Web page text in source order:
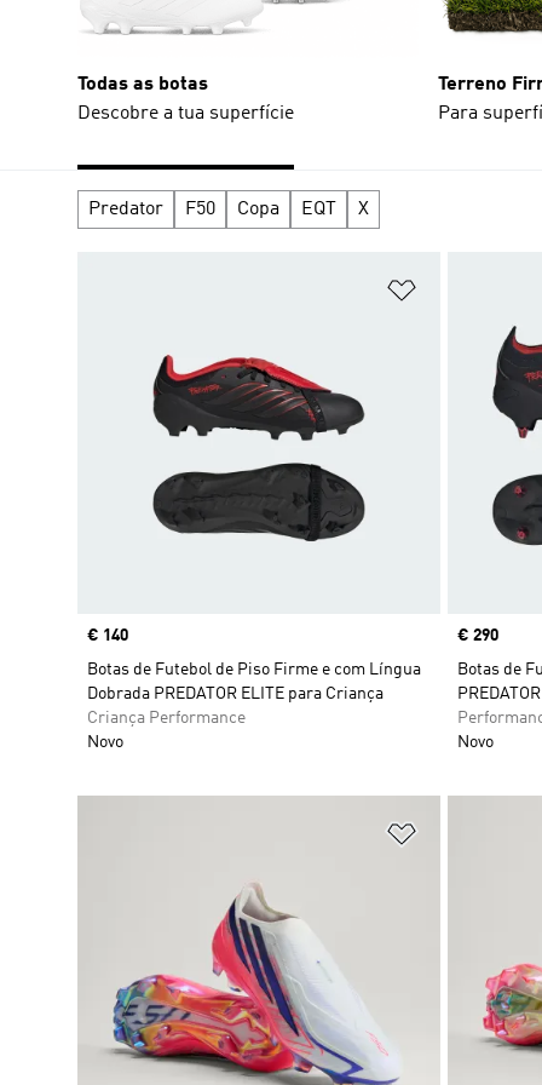
Todas as botas
Descobre a tua superfície
Terreno
Para
Predator F50 Copa EQT X
Price
€ 140
Botas de Futebol de Piso Firme e com Língua
Dobrada PREDATOR ELITE para Criança
Criança Performance
Novo
Price
€ 290
Botas de
Novo